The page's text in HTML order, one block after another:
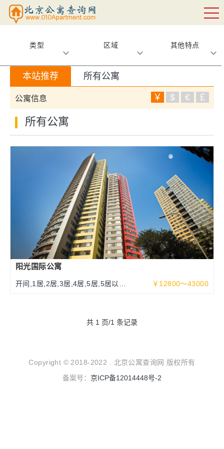
类型 区域 其他特点
本站推荐 所有公寓
公寓信息 ￥ $ € ￡
所有公寓
阳光国际公寓
开间,1居,2居,3居,4居,5居,5居以上
￥12800～43000
共 1 页/1 条记录
Copyright © 2018-2022 . 北京公寓查询网 版权所有
备案号： 京ICP备12014448号-2